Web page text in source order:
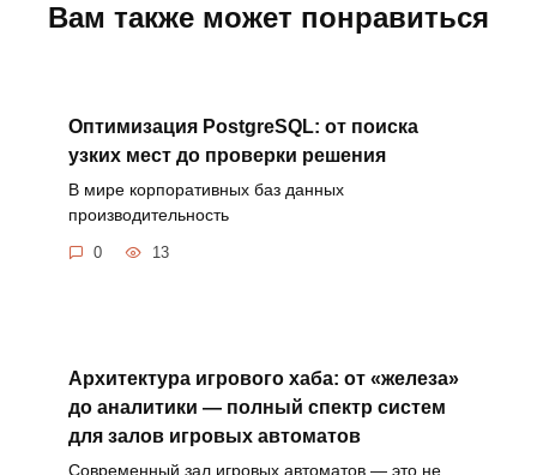
Вам также может понравиться
Оптимизация PostgreSQL: от поиска
узких мест до проверки решения
В мире корпоративных баз данных
производительность
0 13
Архитектура игрового хаба: от «железа»
до аналитики — полный спектр систем
для залов игровых автоматов
Современный зал игровых автоматов — это не